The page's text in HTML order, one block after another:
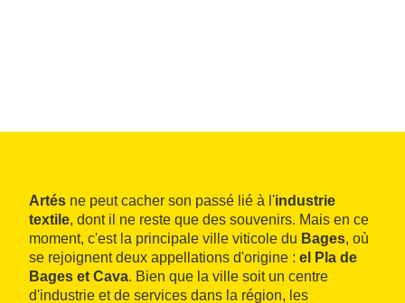
Artés ne peut cacher son passé lié à l'industrie
textile, dont il ne reste que des souvenirs. Mais en ce
moment, c'est la principale ville viticole du Bages, où
se rejoignent deux appellations d'origine : el Pla de
Bages et Cava. Bien que la ville soit un centre
d'industrie et de services dans la région, les